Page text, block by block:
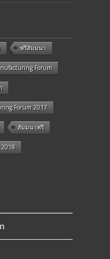
ฟรีสัมมนา
Forum
Forum 2017
สัมมนาฟรี